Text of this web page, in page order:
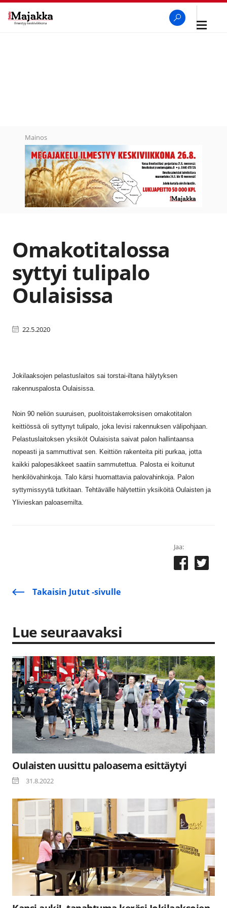
Avaa
Mainos
Omakotitalossa
syttyi tulipalo
Oulaisissa
22.5.2020
Jokilaaksojen pelastuslaitos sai torstai-iltana hälytyksen
rakennuspalosta Oulaisissa.
Noin 90 neliön suuruisen, puolitoistakerroksisen omakotitalon
keittiössä oli syttynyt tulipalo, joka levisi rakennuksen välipohjaan.
Pelastuslaitoksen yksiköt Oulaisista saivat palon hallintaansa
nopeasti ja sammuttivat sen. Keittiön rakenteita piti purkaa, jotta
kaikki palopesäkkeet saatiin sammutettua. Palosta ei koitunut
henkilövahinkoja. Talo kärsi huomattavia palovahinkoja. Palon
syttymissyytä tutkitaan. Tehtävälle hälytettiin yksiköitä Oulaisten ja
Ylivieskan paloasemilta.
Jaa:
Takaisin Jutut -sivulle
Lue seuraavaksi
Oulaisten uusittu paloasema esittäytyi
31.8.2022